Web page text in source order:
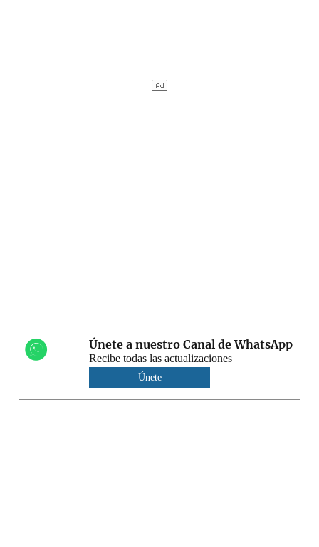
Únete a nuestro Canal de WhatsApp
Recibe todas las actualizaciones
Únete